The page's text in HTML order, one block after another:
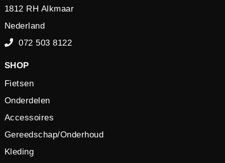
1812 RH Alkmaar
Nederland
072 503 8122
SHOP
Fietsen
Onderdelen
Accessoires
Gereedschap/Onderhoud
Kleding